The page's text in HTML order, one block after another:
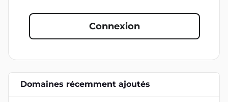
Connexion
Domaines récemment ajoutés